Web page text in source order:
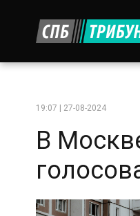
19:07 | 27-08-2024
В